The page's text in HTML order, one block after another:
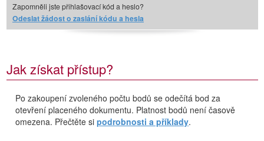
Zapomněli jste přihlašovací kód a heslo?
Odeslat žádost o zaslání kódu a hesla
Jak získat přístup?
Po zakoupení zvoleného počtu bodů se odečítá bod za
otevření placeného dokumentu. Platnost bodů není časově
omezena. Přečtěte si podrobnosti a příklady.